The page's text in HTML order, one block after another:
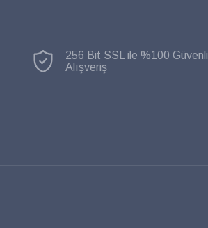
256 Bit SSL ile %100 Güvenli
Alışveriş